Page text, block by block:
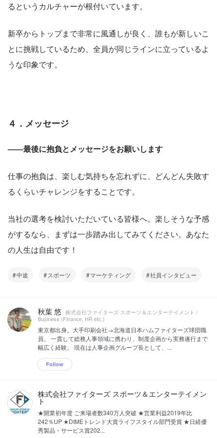
るというカルチャーが根付いています。
新卒からトップまで非常に風通しが良く、誰もが新しいこ
とに挑戦しているため、全員が同じラインに立っているよ
うな印象です。
４．メッセージ
――最後に抱負とメッセージをお願いします
仕事の抱負は、楽しむ気持ちを忘れずに、どんどん失敗す
るくらいチャレンジをすることです。
当社の選考を検討いただいている皆様へ。楽しそうな予感
がするなら、まずは一歩踏み出してみてください。あなた
の人生は自由です！
中途 スポーツ マーケティング 社員インタビュー
秋葉 悠 株式会社ファイターズ スポーツ＆エンターテイメント /
Business (Finance, HR etc.)
東京都出身。大手印刷会社→北海道日本ハムファイターズ球団職
員。 一貫して総務人事領域に携わり、制度企画から実務遂行まで
幅広く経験。 現在は人事企画グループ長として、...
Follow
株式会社ファイターズ スポーツ＆エンターテイメン
ト
★開業初年度 ご来場者数340万人突破 ★営業利益2019年比
242％UP ★DIMEトレンド大賞ライフスタイル部門受賞 ★日経優
秀製品・サービス賞202...